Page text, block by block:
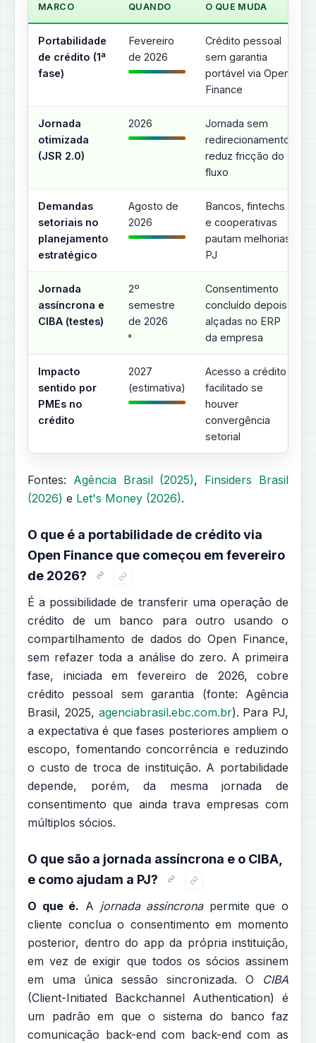
MARCO QUANDO O QUE MUDA
Portabilidade
de crédito (1ª
fase)
Fevereiro
de 2026
Crédito pessoal
sem garantia
portável via Open
Finance
Jornada
otimizada
(JSR 2.0)
2026
Jornada sem
redirecionamento,
reduz fricção do
fluxo
Demandas
setoriais no
planejamento
estratégico
Agosto de
2026
Bancos, fintechs
e cooperativas
pautam melhorias
PJ
Jornada
assíncrona e
CIBA (testes)
2º
semestre
de 2026
Consentimento
concluído depois,
alçadas no ERP
da empresa
Impacto
sentido por
PMEs no
crédito
2027
(estimativa)
Acesso a crédito
facilitado se
houver
convergência
setorial
Fontes: Agência Brasil (2025), Finsiders Brasil
(2026) e Let's Money (2026).
O que é a portabilidade de crédito via
Open Finance que começou em fevereiro
de 2026?
É a possibilidade de transferir uma operação de
crédito de um banco para outro usando o
compartilhamento de dados do Open Finance,
sem refazer toda a análise do zero. A primeira
fase, iniciada em fevereiro de 2026, cobre
crédito pessoal sem garantia (fonte: Agência
Brasil, 2025, agenciabrasil.ebc.com.br). Para PJ,
a expectativa é que fases posteriores ampliem o
escopo, fomentando concorrência e reduzindo
o custo de troca de instituição. A portabilidade
depende, porém, da mesma jornada de
consentimento que ainda trava empresas com
múltiplos sócios.
O que são a jornada assíncrona e o CIBA,
e como ajudam a PJ?
O que é. A jornada assíncronapermite que o
cliente conclua o consentimento em momento
posterior, dentro do app da própria instituição,
em vez de exigir que todos os sócios assinem
em uma única sessão sincronizada. O CIBA
(Client-Initiated Backchannel Authentication) é
um padrão em que o sistema do banco faz
comunicação back-end com back-end com as